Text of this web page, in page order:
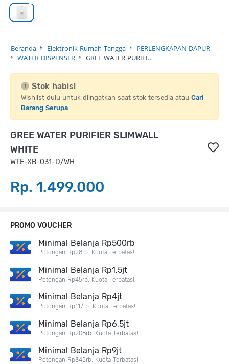
Beranda Elektronik Rumah Tangga
PERLENGKAPAN DAPUR
WATER DISPENSER
GREE WATER PURIFI…
Stok habis!
Wishlist dulu untuk diingatkan saat stok tersedia atau Cari
Barang Serupa
GREE WATER PURIFIER SLIMWALL
WHITE
WTE-XB-031-D/WH
Rp. 1.499.000
PROMO VOUCHER
Minimal Belanja Rp500rb
Potongan Rp28rb. Kuota Terbatas!
Minimal Belanja Rp1,5jt
Potongan Rp45rb. Kuota Terbatas!
Minimal Belanja Rp4jt
Potongan Rp117rb. Kuota Terbatas!
Minimal Belanja Rp6,5jt
Potongan Rp208rb. Kuota Terbatas!
Minimal Belanja Rp9jt
Potongan Rp345rb. Kuota Terbatas!